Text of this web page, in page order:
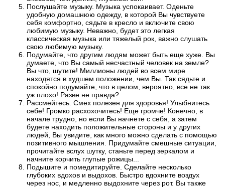
Послушайте музыку. Музыка успокаивает. Оденьте
удобную домашнюю одежду, в которой Вы чувствуете
себя комфортно, сядьте в кресло и включите свою
любимую музыку. Неважно, будет это легкая
классическая музыка или тяжелый рок, важно слушать
свою любимую музыку.
Подумайте, что другим людям может быть еще хуже. Вы
думаете, что Вы самый несчастный человек на земле?
Вы что, шутите! Миллионы людей во всем мире
находятся в худшем положении, чем Вы. Так сядьте и
спокойно подумайте, что в целом, вероятно, все не так
уж плохо! Разве не правда?
Рассмейтесь. Смех полезен для здоровья! Улыбнитесь
себе! Громко расхохочитесь! Еще громче! Конечно, в
начале трудно, но если Вы начнете с себя, а затем
будете находить положительные стороны и у других
людей, Вы увидите, как много можно сделать с помощью
позитивного мышления. Придумайте смешные ситуации,
прочитайте вслух шутку, станьте перед зеркалом и
начните корчить глупые рожицы...
Подышите и помедитируйте. Сделайте несколько
глубоких вдохов и выдохов. Быстро вдохните воздух
через нос, и медленно выдохните через рот. Вы также